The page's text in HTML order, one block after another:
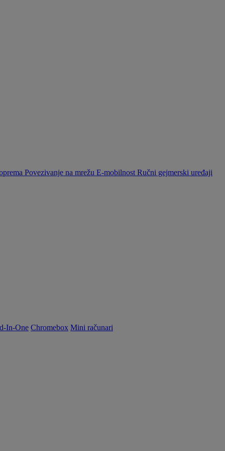
Povezivanje na mrežu E-mobilnost Ručni gejmerski uređaji
In-One Chromebox Mini računari